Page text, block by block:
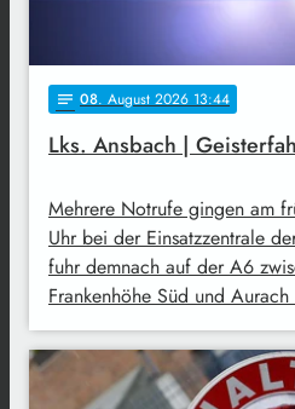
notes 08. August 2026 13:44
Lks. Ansbach |
Mehrere Notrufe gingen am
Uhr bei der Einsatzzentrale
fuhr demnach auf der A6
Frankenhöhe Süd und